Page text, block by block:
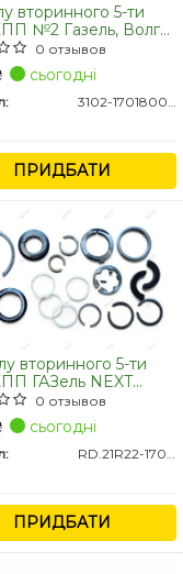
вторинного 5-ти
№2 Газель, Волга
0 отзывов
сьогодні
ПРИДБАТИ
вторинного 5-ти
ГАЗель NEXT
(RIDER)
0 отзывов
сьогодні
ПРИДБАТИ